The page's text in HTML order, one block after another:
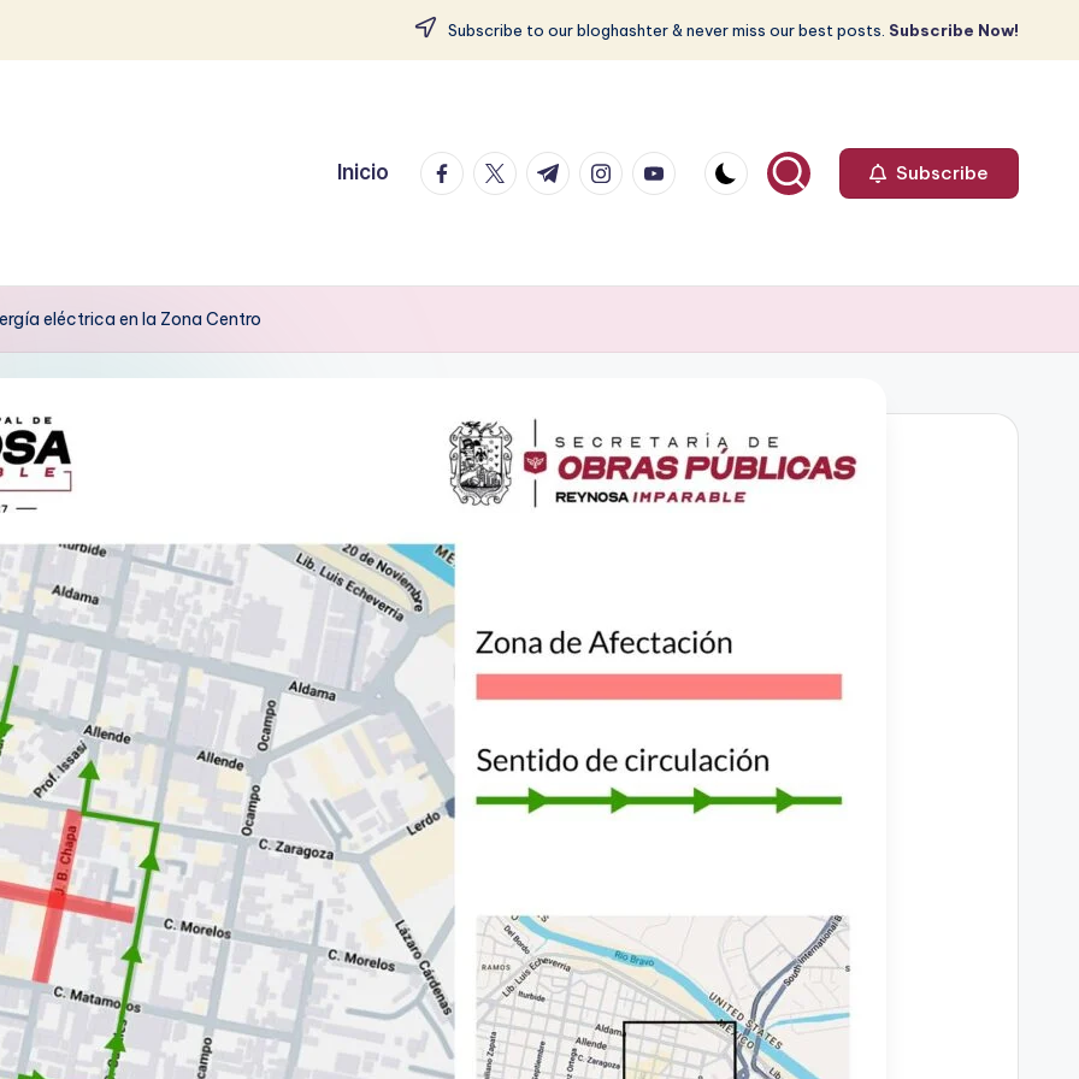
Subscribe to our bloghashter & never miss our best posts. Subscribe Now!
Inicio facebook.com
twitter.com
t.me instagram.com
youtube.com Subscribe
eléctrica en la Zona Centro